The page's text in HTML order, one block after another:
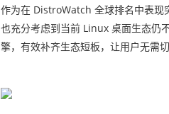
作为在 DistroWatch 全球排名中表现
也充分考虑到当前 Linux 桌面生态仍
擎，有效补齐生态短板，让用户无需